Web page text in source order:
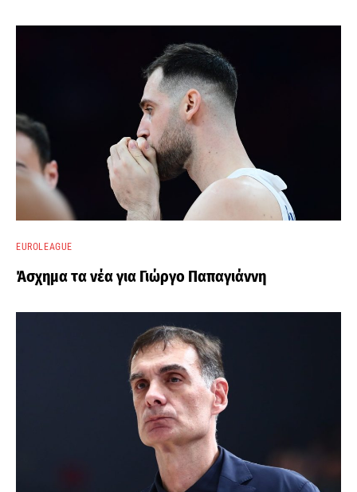
EUROLEAGUE
Άσχημα τα νέα για Γιώργο Παπαγιάννη